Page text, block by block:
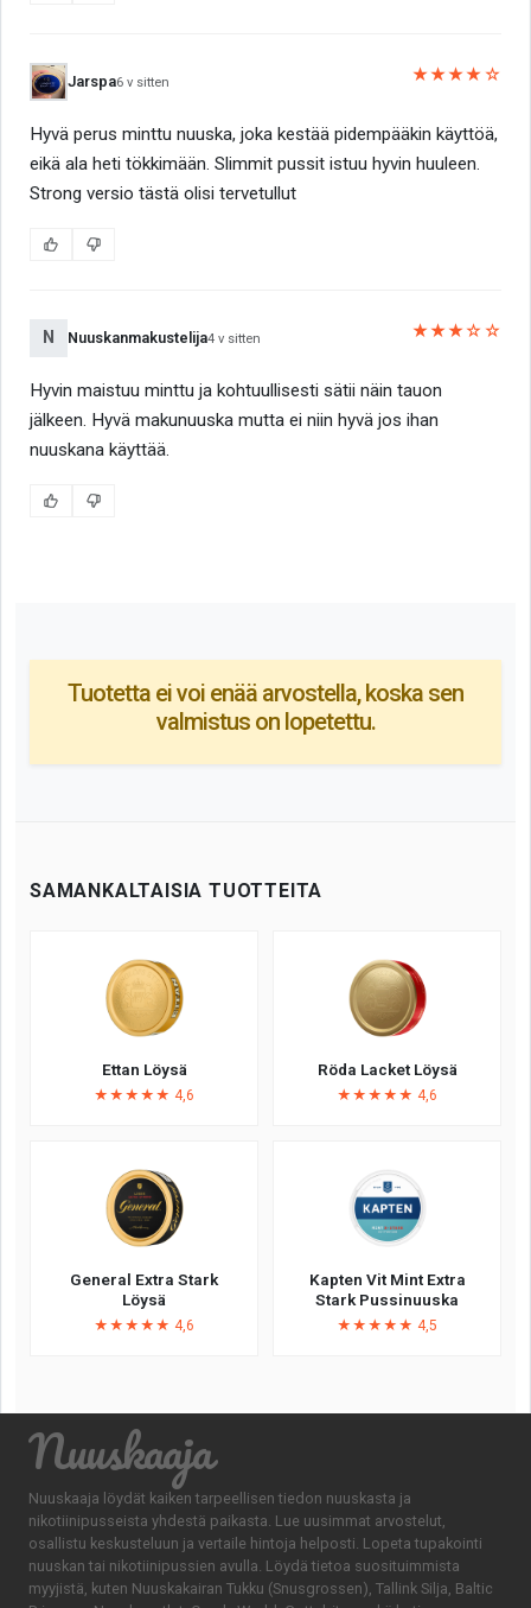
Jarspa6 v sitten ★★★★☆
Hyvä perus minttu nuuska, joka kestää pidempääkin käyttöä,
eikä ala heti tökkimään. Slimmit pussit istuu hyvin huuleen.
Strong versio tästä olisi tervetullut
N Nuuskanmakustelija4 v sitten ★★★☆☆
Hyvin maistuu minttu ja kohtuullisesti sätii näin tauon
jälkeen. Hyvä makunuuska mutta ei niin hyvä jos ihan
nuuskana käyttää.
Tuotetta ei voi enää arvostella, koska sen
valmistus on lopetettu.
SAMANKALTAISIA TUOTTEITA
Ettan Löysä
★★★★★ 4,6
Röda Lacket Löysä
★★★★★ 4,6
General Extra Stark
Löysä
★★★★★ 4,6
Kapten Vit Mint Extra
Stark Pussinuuska
★★★★★ 4,5
Nuuskaaja
Nuuskaaja löydät kaiken tarpeellisen tiedon nuuskasta ja
nikotiinipusseista yhdestä paikasta. Lue uusimmat arvostelut,
osallistu keskusteluun ja vertaile hintoja helposti. Lopeta tupakointi
nuuskan tai nikotiinipussien avulla. Löydä tietoa suosituimmista
myyjistä, kuten Nuuskakairan Tukku (Snusgrossen), Tallink Silja, Baltic